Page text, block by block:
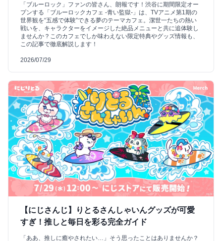
「ブルーロック」ファンの皆さん、朗報です！渋谷に期間限定オー
プンする「ブルーロックカフェ -青い監獄-」は、TVアニメ第1期の
世界観を“五感で体験”できる夢のテーマカフェ。潔世一たちの熱い
戦いを、キャラクターをイメージした絶品メニューと共に追体験し
ませんか？このカフェでしか味わえない限定特典やグッズ情報も、
この記事で徹底解説します！
2026/07/29
【にじさんじ】りとるさんしゃいんグッズが可愛
すぎ！推しと毎日を彩る完全ガイド
「ああ、推しに癒やされたい…」そう思ったことはありませんか？